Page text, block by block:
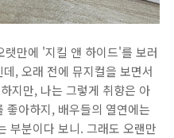
만에 '지킬 앤 하이드'를 보러
, 오래 전에 뮤지컬을 보면서
지만, 나는 그렇게 취향은 아
좋아하지, 배우들의 열연에는
부분이다 보니. 그래도 오랜만